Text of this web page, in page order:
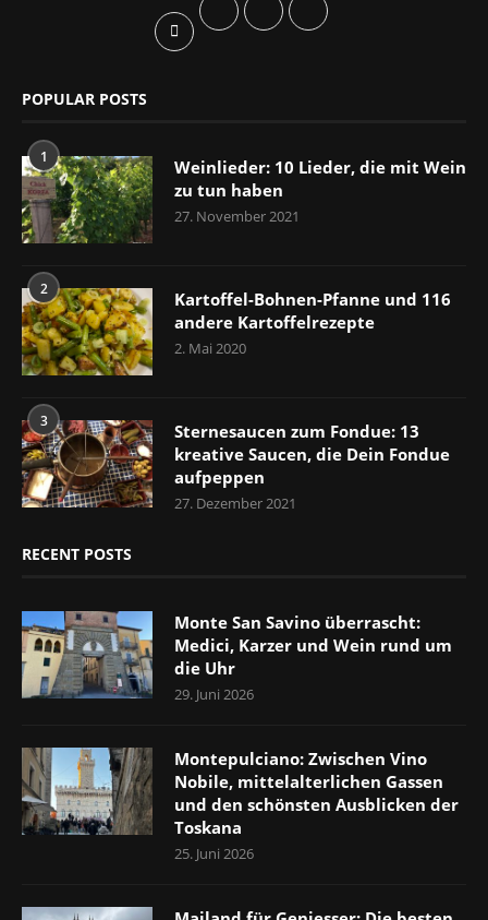
POPULAR POSTS
1
Weinlieder: 10 Lieder, die mit Wein
zu tun haben
27. November 2021
2
Kartoffel-Bohnen-Pfanne und 116
andere Kartoffelrezepte
2. Mai 2020
3
Sternesaucen zum Fondue: 13
kreative Saucen, die Dein Fondue
aufpeppen
27. Dezember 2021
RECENT POSTS
Monte San Savino überrascht:
Medici, Karzer und Wein rund um
die Uhr
29. Juni 2026
Montepulciano: Zwischen Vino
Nobile, mittelalterlichen Gassen
und den schönsten Ausblicken der
Toskana
25. Juni 2026